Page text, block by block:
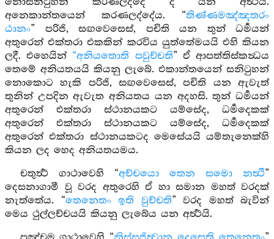
අනෙකාන්තයෙන් කරණලද්දේය. “තිණ්ණමඤ්ඤතරං
ඨානං” පරිජි, සඟවෙසෙස්, පචිති යන තුන් ධර්‍මයන්
අතුරෙන් එක්තරා එකකින් කරවිය යුත්තේමයයි එහි කියන
ලදී. එහෙයින් “අනියතොති පවුච්චති” ඒ ආපත්තිස්කන්‍ධය
තෙමේ අනියතයයි කියනු ලැබේ. එකාන්තයෙන් සනිටුහන්
නොකොට හැකි පරිජි, සඟවෙසෙස්, පචිති යන ඇවැත්
තුනින් උපදින ඇවැත අනියතය යන අදහසි. තුන් ධර්‍මයන්
අතුරෙන් එක්තරා ස්ථානයකට යම්සේද, ධර්‍මදෙකක්
අතුරෙන් එක්තරා ස්ථානයකට යම්සේද, ධර්‍මදෙකක්
අතුරෙන් එක්තරා ස්ථානයකටද මෙසේයයි යම්තැනෙක්හි
කියන ලද හෙද අනියතයමය.
චතුර්‍ත්‍ථ ගාථාවෙහි “අච්චයො තෙන සමො නත්‍ථි”
දෙසනාගාමී වූ වරද අතුරෙහි ඒ හා සමාන මහත් වරදක්
නැත්තේය. “තෙනෙතං ඉති වුච්චති” වරද මහත් බැවින්
මෙය ථුල්ලච්චයයි කියනු ලැබේය යන අර්‍ත්‍ථයි.